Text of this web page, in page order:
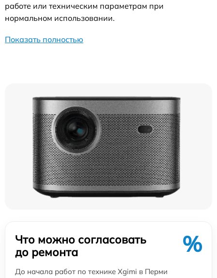
работе или техническим параметрам при
нормальном использовании.
Показать полностью
Что можно согласовать
до ремонта
%
До начала работ по технике Xgimi в Перми